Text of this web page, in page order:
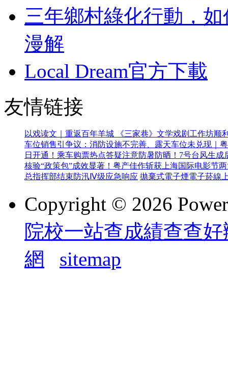
三年鄉村綠化行動，
漫解
Local Dream官方下載
友情链接
以戏读文｜重返百年羊城 《三家巷》文学戏剧工作坊顺
车位销售引争议：消防设施不完善、露天车位未兑现｜
日开通！乘车购票热点答疑注意防暑防晒！7号台风生成
核验“政策包”成效显著！粤产佳作斩获上海国际电影节
总指挥部结束防汛Ⅳ级应急响应 拋棄式電子煙電子菸線
Copyright © 2026
院校一站查成績查查
網
sitemap